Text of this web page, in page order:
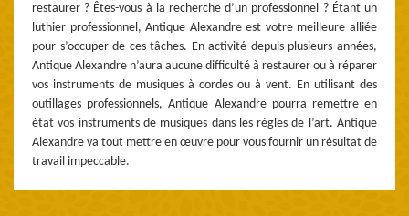
restaurer ? Êtes-vous à la recherche d’un professionnel ? Étant un
luthier professionnel, Antique Alexandre est votre meilleure alliée
pour s’occuper de ces tâches. En activité depuis plusieurs années,
Antique Alexandre n’aura aucune difficulté à restaurer ou à réparer
vos instruments de musiques à cordes ou à vent. En utilisant des
outillages professionnels, Antique Alexandre pourra remettre en
état vos instruments de musiques dans les règles de l’art. Antique
Alexandre va tout mettre en œuvre pour vous fournir un résultat de
travail impeccable.